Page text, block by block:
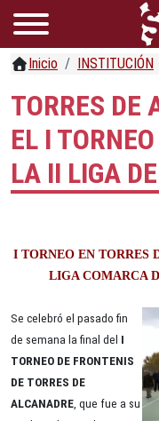
Inicio INSTITUCIÓN
TORRES DE
EL I
LA II LIGA
I TORNEO EN TORRES
LIGA COMARCA
Se celebró el pasado fin
de semana la final del I
TORNEO DE FRONTENIS
DE TORRES DE
ALCANADRE, que fue a su